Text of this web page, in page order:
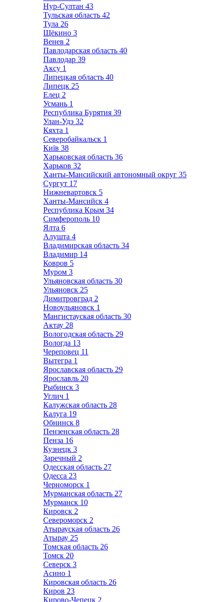
Нур-Султан 43
Тульская область 42
Тула 26
Щёкино 3
Венев 2
Павлодарская область 40
Павлодар 39
Аксу 1
Липецкая область 40
Липецк 25
Елец 2
Усмань 1
Республика Бурятия 39
Улан-Удэ 32
Кяхта 1
Северобайкальск 1
Київ 38
Харьковская область 36
Харьков 32
Ханты-Мансийский автономный округ 35
Сургут 17
Нижневартовск 5
Ханты-Мансийск 4
Республика Крым 34
Симферополь 10
Ялта 6
Алушта 4
Владимирская область 34
Владимир 14
Ковров 5
Муром 3
Ульяновская область 30
Ульяновск 25
Димитровград 2
Новоульяновск 1
Мангистауская область 30
Актау 28
Вологодская область 29
Вологда 13
Череповец 11
Вытегра 1
Ярославская область 29
Ярославль 20
Рыбинск 3
Углич 1
Калужская область 28
Калуга 19
Обнинск 8
Пензенская область 28
Пенза 16
Кузнецк 3
Заречный 2
Одесская область 27
Одесса 23
Черноморск 1
Мурманская область 27
Мурманск 10
Кировск 2
Североморск 2
Атырауская область 26
Атырау 25
Томская область 26
Томск 20
Северск 3
Асино 1
Кировская область 26
Киров 23
Кирово-Чепецк 2